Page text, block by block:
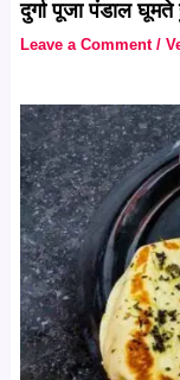
दुर्गा पूजा पंडाल
Leave a Comment /